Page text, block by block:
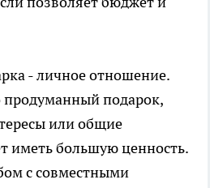
- личное отношение.
подарок,
или общие
иметь большую ценность.
с совместными